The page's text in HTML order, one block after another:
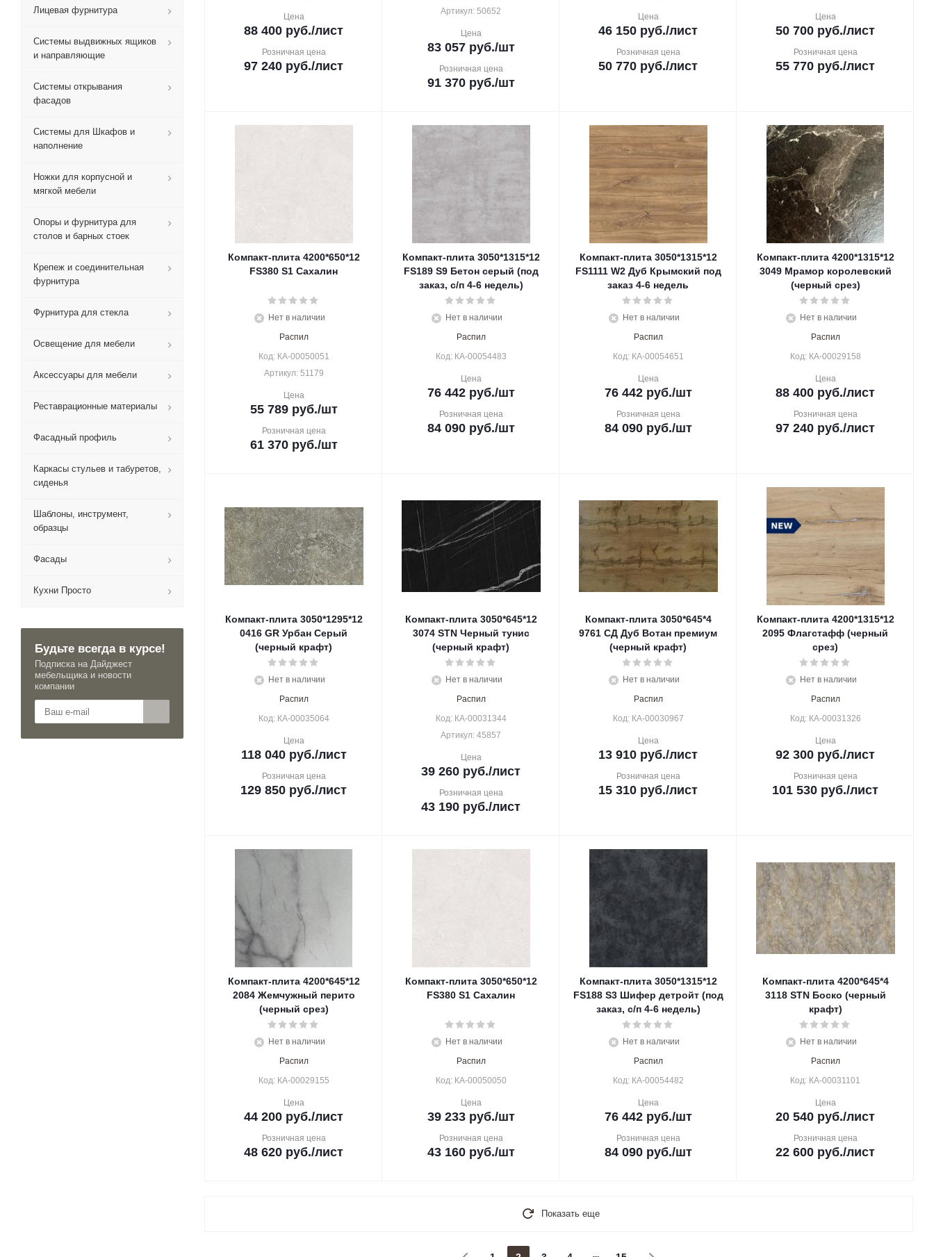
Цена
88 400 руб./лист
Розничная цена
97 240 руб./лист
Артикул: 50652
Цена
83 057руб./шт
Розничная цена
91 370руб./шт
Цена
46 150 руб./лист
Розничная цена
50 770 руб./лист
Цена
50 700 руб./лист
Розничная цена
55 770 руб./лист
Компакт-плита 4200*650*12
FS380 S1 Сахалин
Нет в наличии
Распил
Код: КА-00050051
Артикул: 51179
Цена
55 789руб./шт
Розничная цена
61 370руб./шт
Компакт-плита 3050*1315*12
FS189 S9 Бетон серый (под
заказ, с/п 4-6 недель)
Нет в наличии
Распил
Код: КА-00054483
Цена
76 442руб./шт
Розничная цена
84 090руб./шт
Компакт-плита 3050*1315*12
FS1111 W2 Дуб Крымский под
заказ 4-6 недель
Нет в наличии
Распил
Код: КА-00054651
Цена
76 442руб./шт
Розничная цена
84 090руб./шт
Компакт-плита 4200*1315*12
3049 Мрамор королевский
(черный срез)
Нет в наличии
Распил
Код: КА-00029158
Цена
88 400 руб./лист
Розничная цена
97 240 руб./лист
Компакт-плита 3050*1295*12
0416 GR Урбан Серый
(черный крафт)
Нет в наличии
Распил
Код: КА-00035064
Цена
118 040руб./лист
Розничная цена
129 850 руб./лист
Компакт-плита 3050*645*12
3074 STN Черный тунис
(черный крафт)
Нет в наличии
Распил
Код: КА-00031344
Артикул: 45857
Цена
39 260 руб./лист
Розничная цена
43 190 руб./лист
Компакт-плита 3050*645*4
9761 СД Дуб Вотан премиум
(черный крафт)
Нет в наличии
Распил
Код: КА-00030967
Цена
13 910 руб./лист
Розничная цена
15 310 руб./лист
Компакт-плита 4200*1315*12
2095 Флагстафф (черный
срез)
Нет в наличии
Распил
Код: КА-00031326
Цена
92 300 руб./лист
Розничная цена
101 530 руб./лист
Компакт-плита 4200*645*12
2084 Жемчужный перито
(черный срез)
Нет в наличии
Распил
Код: КА-00029155
Цена
44 200 руб./лист
Розничная цена
48 620 руб./лист
Компакт-плита 3050*650*12
FS380 S1 Сахалин
Нет в наличии
Распил
Код: КА-00050050
Цена
39 233руб./шт
Розничная цена
43 160руб./шт
Компакт-плита 3050*1315*12
FS188 S3 Шифер детройт (под
заказ, с/п 4-6 недель)
Нет в наличии
Распил
Код: КА-00054482
Цена
76 442руб./шт
Розничная цена
84 090руб./шт
Компакт-плита 4200*645*4
3118 STN Боско (черный
крафт)
Нет в наличии
Распил
Код: КА-00031101
Цена
20 540 руб./лист
Розничная цена
22 600 руб./лист
Показать еще
Лицевая фурнитура
Системы выдвижных ящиков
и направляющие
Системы открывания
фасадов
Системы для Шкафов и
наполнение
Ножки для корпусной и
мягкой мебели
Опоры и фурнитура для
столов и барных стоек
Крепеж и соединительная
фурнитура
Фурнитура для стекла
Освещение для мебели
Аксессуары для мебели
Реставрационные материалы
Фасадный профиль
Каркасы стульев и табуретов,
сиденья
Шаблоны, инструмент,
образцы
Фасады
Кухни Просто
Будьте всегда в курсе!
Подписка на Дайджест
мебельщика и новости
компании